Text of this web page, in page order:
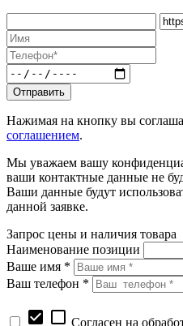
Нажимая на кнопку вы
соглашением.
Мы уважаем вашу
ваши контактные данные не
Ваши данные будут
данной заявке.
Запрос цены и наличия товара
Наименование позиции
Ваше имя *
Ваш телефон *
check_box check_box_outline_blank Согласен на